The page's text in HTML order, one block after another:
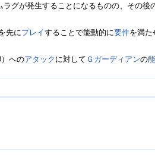
グが発生することになるものの、その後
先にプレイすることで能動的に要件を満た
）へのアタック に対して Ｇガーディアンの